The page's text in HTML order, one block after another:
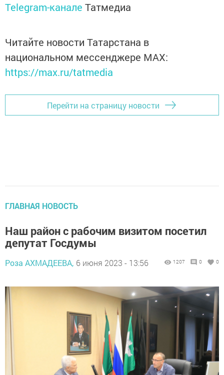
Telegram-канале Татмедиа
Читайте новости Татарстана в
национальном мессенджере MАХ:
https://max.ru/tatmedia
Перейти на страницу новости
ГЛАВНАЯ НОВОСТЬ
Наш район с рабочим визитом посетил
депутат Госдумы
Роза АХМАДЕЕВА, 6 июня 2023 - 13:56 1207 0 0